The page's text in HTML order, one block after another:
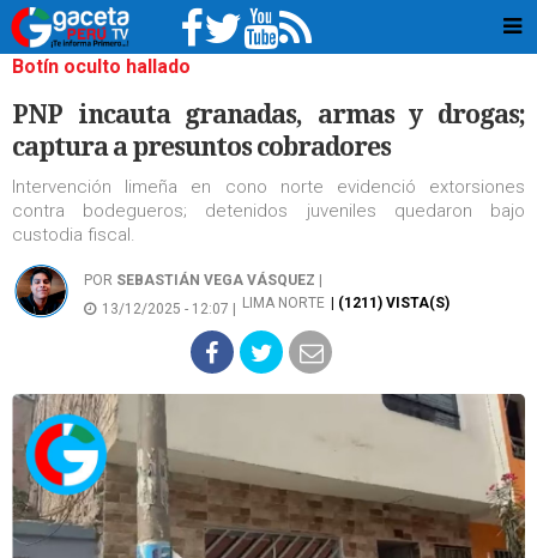
Botín oculto hallado
PNP incauta granadas, armas y drogas;
captura a presuntos cobradores
Intervención limeña en cono norte evidenció extorsiones
contra bodegueros; detenidos juveniles quedaron bajo
custodia fiscal.
POR SEBASTIÁN VEGA VÁSQUEZ
13/12/2025 - 12:07 |
LIMA NORTE | (1211) VISTA(S)